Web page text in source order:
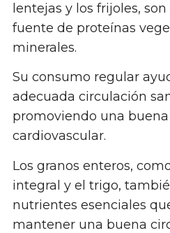
lentejas y los frijoles,
fuente de proteínas
minerales.
Su consumo regular
adecuada circulación
promoviendo una buena
cardiovascular.
Los granos enteros,
integral y el trigo,
nutrientes esenciales
mantener una buena